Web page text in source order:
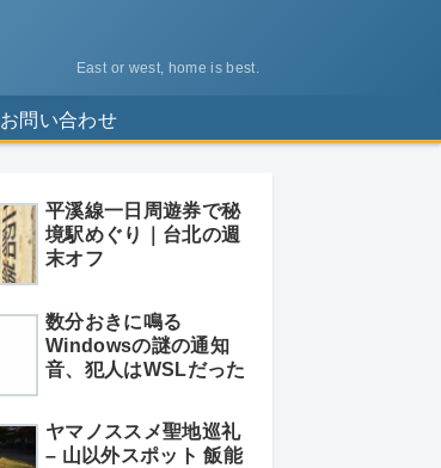
East or west, home is best.
お問い合わせ
平溪線一日周遊券で秘
境駅めぐり｜台北の週
末オフ
数分おきに鳴る
Windowsの謎の通知
音、犯人はWSLだった
ヤマノススメ聖地巡礼
– 山以外スポット 飯能